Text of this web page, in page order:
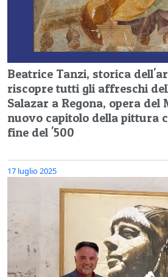
Beatrice Tanzi, storica
riscopre tutti gli affreschi
Salazar a Regona, opera del
nuovo capitolo della pittura
fine del '500
17 luglio 2025